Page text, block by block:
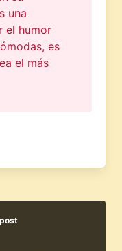
una
el humor
es
el más